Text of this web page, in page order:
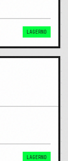
LAGERND
LAGERND